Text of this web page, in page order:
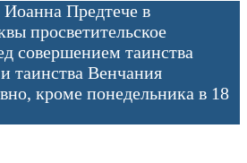
Предтече в
просветительское
совершением таинства
таинства Венчания
кроме понедельника в 18